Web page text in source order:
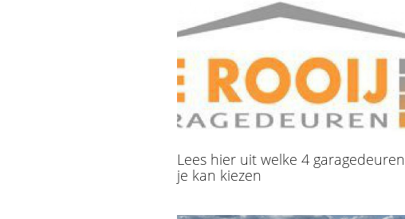
Lees hier uit welke 4 garagedeuren
je kan kiezen